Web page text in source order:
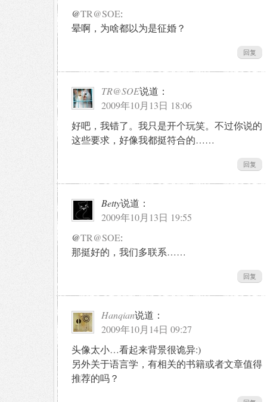
@TR@SOE:
晕啊，为啥都以为是征婚？
回复
TR@SOE说道：
2009年10月13日 18:06
好吧，我错了。我只是开个玩笑。不过你说的
这些要求，好像我都挺符合的……
回复
Betty说道：
2009年10月13日 19:55
@TR@SOE:
那挺好的，我们多联系……
回复
Hanqian说道：
2009年10月14日 09:27
头像太小…看起来背景很诡异:)
另外关于语言学，有相关的书籍或者文章值得
推荐的吗？